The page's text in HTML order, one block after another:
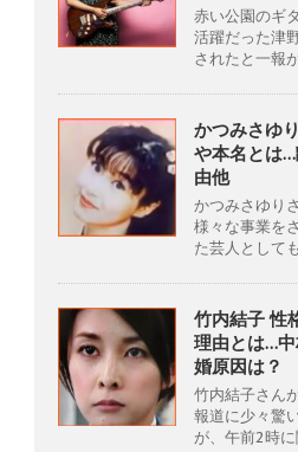
赤い公園のギ
活躍だった津
されたと一報
かつみさゆ
や本名とは
由他
かつみさゆり
様々な事業を
た芸人として
竹内結子 性
理由とは…
婚原因は？
竹内結子さん
報道に少々驚
が、午前2時